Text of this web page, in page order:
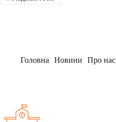
Головна Новини Про нас